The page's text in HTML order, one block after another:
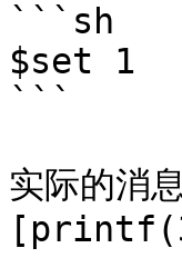
```sh
$set 1
```
实际的消